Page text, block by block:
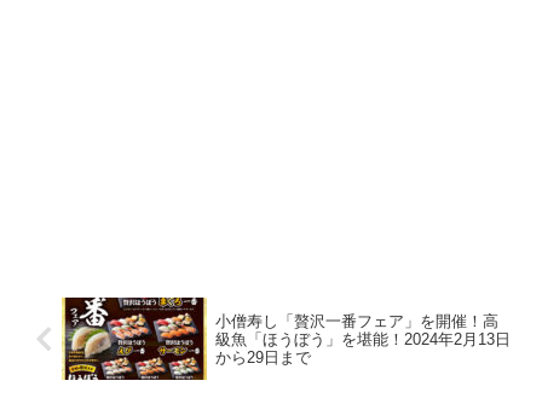
小僧寿し「贅沢一番フェア」を開催！高
級魚「ほうぼう」を堪能！2024年2月13日
から29日まで